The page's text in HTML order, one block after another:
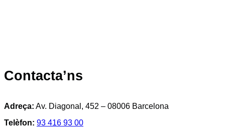
Contacta’ns
Adreça: Av. Diagonal, 452 – 08006 Barcelona
Telèfon: 93 416 93 00